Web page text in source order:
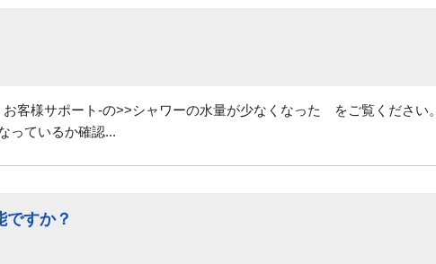
客様サポート-の>>シャワーの水量が少なくなった をご覧ください。
っているか確認...
すか？